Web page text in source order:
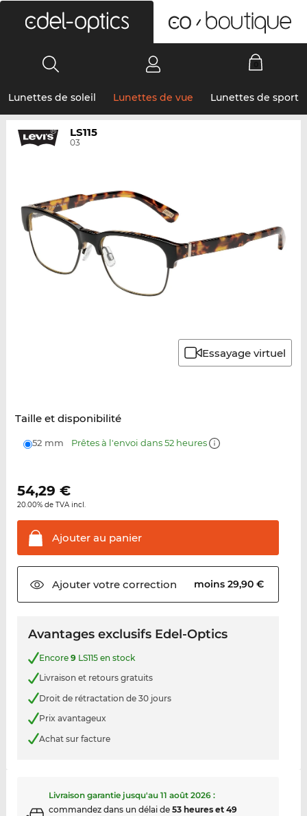
Lunettes de soleil Lunettes de vue Lunettes de sport
LS115
03
Essayage virtuel
Taille et disponibilité
52 mm Prêtes à l'envoi dans 52 heures
54,29 €
20.00% de TVA incl.
Ajouter au panier
Ajouter votrecorrection moins 29,90 €
Avantages exclusifs Edel-Optics
Encore 9LS115 en stock
Livraison et retours gratuits
Droit de rétractation de 30 jours
Prix avantageux
Achat sur facture
Livraison garantie jusqu'au 11 août 2026:
commandez dans un délai de 53 heures et 49